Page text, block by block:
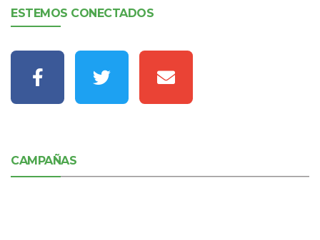
ESTEMOS CONECTADOS
CAMPAÑAS